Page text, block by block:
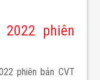
phiên
phiên bản CVT